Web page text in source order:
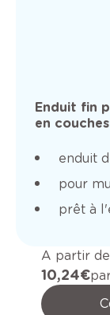
Enduit fin
en
enduit
pour
prêt à
A partir de
10,24 €